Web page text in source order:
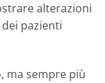
alterazioni
pazienti
ma sempre più